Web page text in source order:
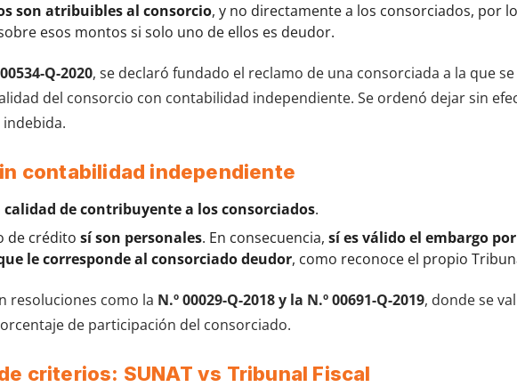
son atribuibles al consorcio, y no directamente a los consorciados, por
esos montos si solo uno de ellos es deudor.
Q-2020, se declaró fundado el reclamo de una consorciada a la que
del consorcio con contabilidad independiente. Se ordenó dejar sin
contabilidad independiente
de contribuyente a los consorciados.
de crédito sí son personales. En consecuencia, sí es válido el embargo
le corresponde al consorciado deudor, como reconoce el propio
resoluciones como la N.º 00029-Q-2018 y la N.º 00691-Q-2019, donde se
de participación del consorciado.
criterios: SUNAT vs Tribunal Fiscal